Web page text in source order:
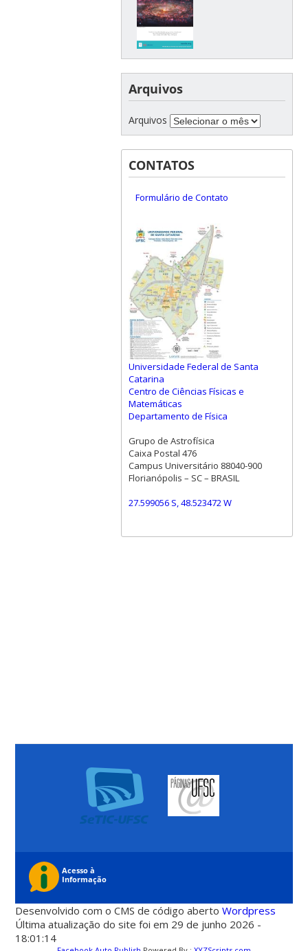
Arquivos
Arquivos
CONTATOS
Formulário de Contato
Universidade Federal de Santa
Catarina
Centro de Ciências Físicas e
Matemáticas
Departamento de Física
Grupo de Astrofísica
Caixa Postal 476
Campus Universitário 88040-900
Florianópolis – SC – BRASIL
27.599056 S, 48.523472 W
Desenvolvido com o CMS de código abertoWordpress
Última atualização do site foi em 29 de junho 2026 -
18:01:14